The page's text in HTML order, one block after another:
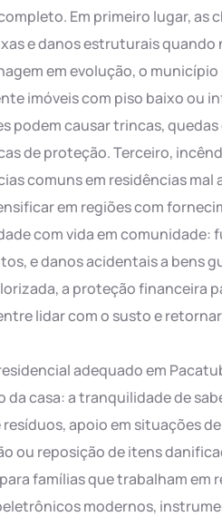
Em primeiro lugar,
e danos estruturais
em evolução, o
imóveis com piso baixo ou
podem causar trincas,
de proteção. Terceiro,
comuns em residências
em regiões com
com vida em comunidade:
e danos acidentais a bens
a proteção financeira
lidar com o susto e
adequado em
da casa: a tranquilidade de
apoio em situações
ou reposição de itens
famílias que trabalham em
modernos,